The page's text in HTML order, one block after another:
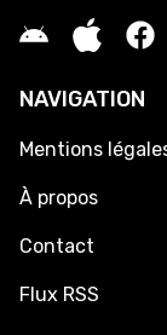
NAVIGATION
Mentions
À propos
Contact
Flux RSS